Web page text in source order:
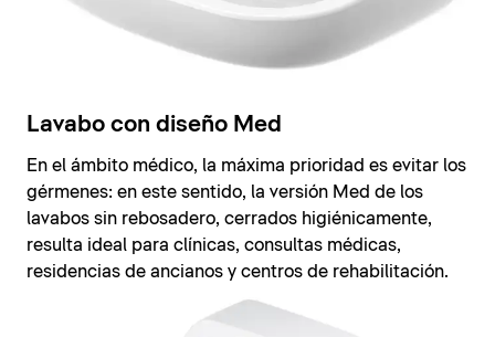
Lavabo con diseño Med
En el ámbito médico, la máxima prioridad es evitar los
gérmenes: en este sentido, la versión Med de los
lavabos sin rebosadero, cerrados higiénicamente,
resulta ideal para clínicas, consultas médicas,
residencias de ancianos y centros de rehabilitación.